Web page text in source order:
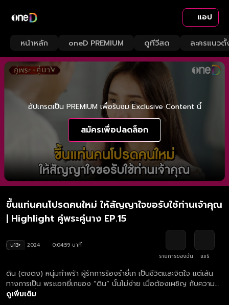
แอป
หน้าหลัก oneD PREMIUM ดูทีวีสด ละครแนวตั้
อัปเกรดเป็น PREMIUM เพื่อรับชม Exclusive Content นี้
สมัครเพื่อปลดล็อก
ขึ้นแท่นคนโปรดคนใหม่ ให้สัญญาใจขอรับใช้ท่านเจ้าคุณ
| Highlight คู่พระคู่นาง EP.15
น13+ 2024
0:04:59 นาที
รายการของฉัน
แชร์
ดิน (ตงตง) หนุ่มกำพร้า ผู้รักการร้องรำยี่เก เป็นชีวิตและจิตใจ แต่เส้น
ทางการเป็น พระเอกยี่เกของ “ดิน” นั้นไม่ง่าย เมื่อต้องเผชิญ กับความ
น้อยเนื้อต่ำใจในชีวิต ที่ถูกคนดูแคลน ทำให้ ดินเกิดความทะเยอทะยาน
ดูเพิ่มเติม